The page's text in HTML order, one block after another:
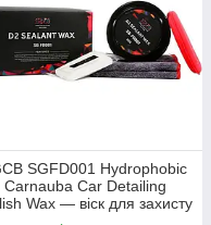
SGFD001 Hydrophobic
Carnauba Car Detailing
Wax — віск для захисту
(комплект), 80 г